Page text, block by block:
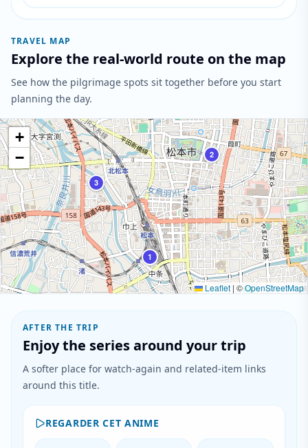
about their changing relationships.
TRAVEL MAP
Explore the real-world route on the map
See how the pilgrimage spots sit together before you start
planning the day.
1
2
3
+
−
Leaflet | ©OpenStreetMap
AFTER THE TRIP
Enjoy the series around your trip
A softer place for watch-again and related-item links
around this title.
REGARDER CET ANIME